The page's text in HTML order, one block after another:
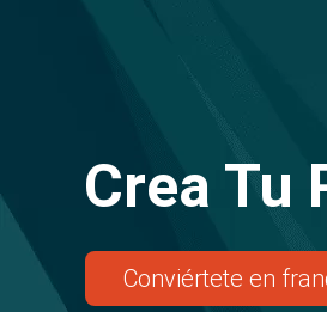
Crea Tu
Conviértete en